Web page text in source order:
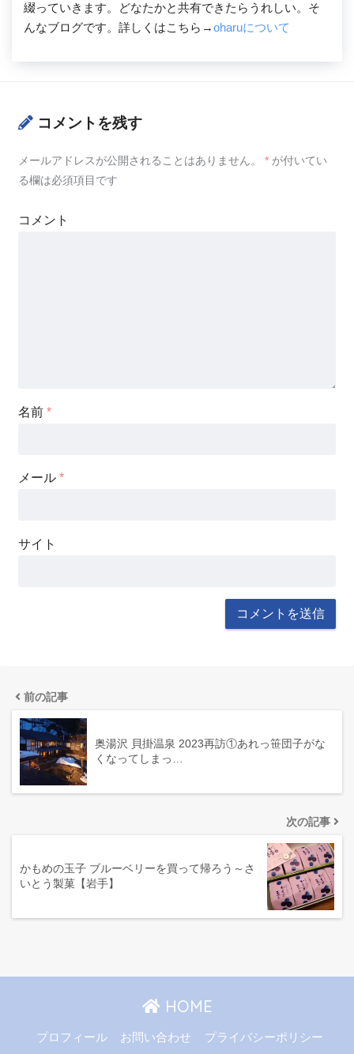
綴っていきます。どなたかと共有できたらうれしい。そ
んなブログです。詳しくはこちら→oharuについて
コメントを残す
メールアドレスが公開されることはありません。 * が付いてい
る欄は必須項目です
コメント
名前*
メール*
サイト
前の記事
奥湯沢 貝掛温泉 2023再訪①あれっ笹団子がな
くなってしまっ…
次の記事
かもめの玉子 ブルーベリーを買って帰ろう～さ
いとう製菓【岩手】
HOME
プロフィール お問い合わせ プライバシーポリシー